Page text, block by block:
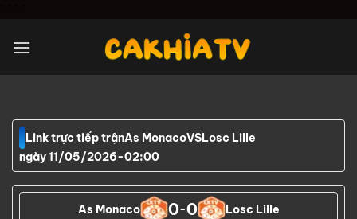
nội
Link trực tiếp trậnAs MonacoVSLosc Lille
ngày 11/05/2026-02:00
As Monaco 0-0 Losc Lille